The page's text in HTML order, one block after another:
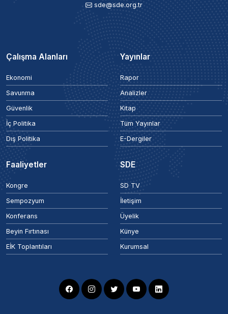
sde@sde.org.tr
Çalışma Alanları
Ekonomi
Savunma
Güvenlik
İç Politika
Dış Politika
Yayınlar
Rapor
Analizler
Kitap
Tüm Yayınlar
E-Dergiler
Faaliyetler
Kongre
Sempozyum
Konferans
Beyin Fırtınası
EİK Toplantıları
SDE
SD TV
İletişim
Üyelik
Künye
Kurumsal